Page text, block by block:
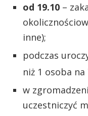
od 19.10 –
inne);
podczas
niż 1 osoba na
w
uczestniczyć